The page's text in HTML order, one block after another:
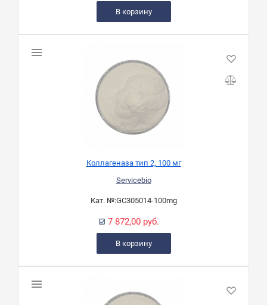
В корзину
Коллагеназа тип 2, 100 мг
Servicebio
Кат. №:GC305014-100mg
7 872,00 руб.
В корзину